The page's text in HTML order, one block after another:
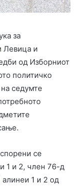
за
Левица и
од Изборниот
политичко
седумте
се
1 и 2, член 76-д
алинеи 1 и 2 од